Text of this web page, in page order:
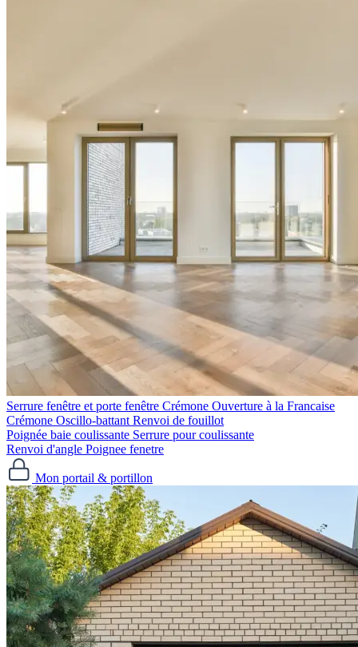
Serrure fenêtre et porte fenêtre
Crémone Ouverture à la Francaise
Crémone Oscillo-battant Renvoi de fouillot
Poignée baie coulissante Serrure pour coulissante
Renvoi d'angle Poignee fenetre
Mon portail & portillon